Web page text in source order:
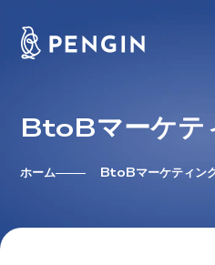
BtoBマーケテ
ホーム BtoBマーケティン